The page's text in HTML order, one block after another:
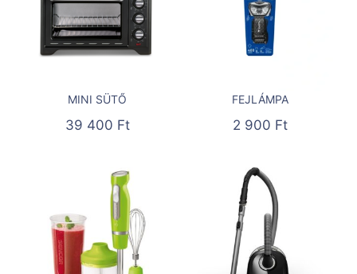
MINI SÜTŐ
39 400 Ft
FEJLÁMPA
2 900 Ft